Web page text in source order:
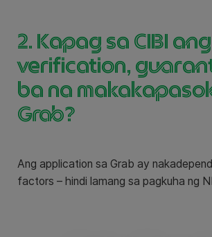
2. Kapag sa CIBI
verification,
ba na
Grab?
Ang application sa Grab ay
factors – hindi lamang sa pagkuha ng